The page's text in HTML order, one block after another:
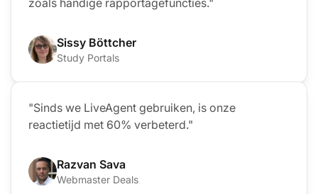
zoals handige rapportagefuncties."
Sissy Böttcher
Study Portals
"Sinds we LiveAgent gebruiken, is onze
reactietijd met 60% verbeterd."
Razvan Sava
Webmaster Deals